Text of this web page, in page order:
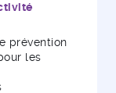
prévention
les